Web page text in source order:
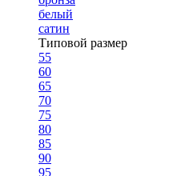
белый
сатин
Типовой размер
55
60
65
70
75
80
85
90
95